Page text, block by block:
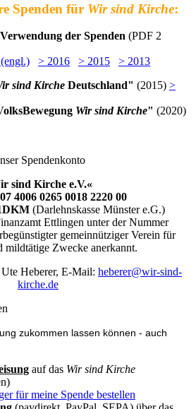
Spenden für Wir sind Kirche:
der Spenden (PDF 2
> 2016 > 2015
> 2013
sind Kirche Deutschland" (2015) >
Wir sind Kirche" (2020)
Spendenkonto
sind Kirche e.V.«
4006 0265 0018 2220 00
(Darlehnskasse Münster e.G.)
Ettlingen unter der Nummer
gemeinnütziger Verein für
mildtätige Zwecke anerkannt.
Heberer, E-Mail: heberer@wir-sind-
kirche.de
zukommen lassen können - auch
auf das Wir sind Kirche
für meine Spende bestellen